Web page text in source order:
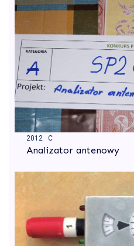
2012 C
Analizator antenowy